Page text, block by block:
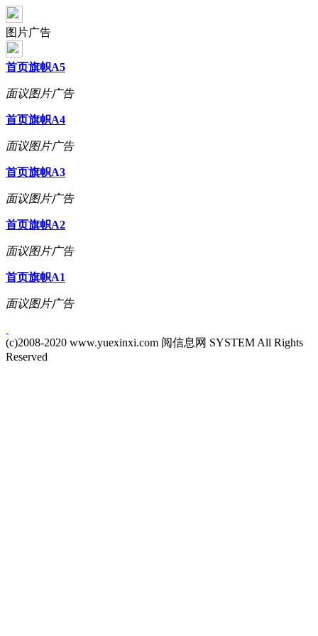
图片广告
首页旗帜A5
面议图片广告
首页旗帜A4
面议图片广告
首页旗帜A3
面议图片广告
首页旗帜A2
面议图片广告
首页旗帜A1
面议图片广告
(c)2008-2020 www.yuexinxi.com 阅信息网 SYSTEM All Rights
Reserved